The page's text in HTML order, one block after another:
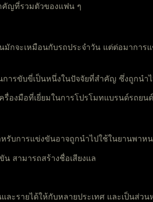
คัญที่รวมตัวของแฟน ๆ
กจะเหมือนกับรถประจำวัน แต่ต่อมาการ
รขับขี่เป็นหนึ่งในปัจจัยที่สำคัญ ซึ่งถูกนำ
รื่องมือที่เยี่ยมในการโปรโมทแบรนด์รถย
บการแข่งขันอาจถูกนำไปใช้ในยานพาหน
สามารถสร้างชื่อเสียงแล
ละรายได้ให้กับหลายประเทศ และเป็นส่ว